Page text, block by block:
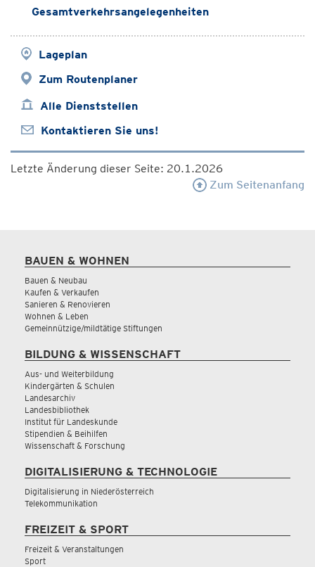
Gesamtverkehrsangelegenheiten
Lageplan
Zum Routenplaner
Alle Dienststellen
Kontaktieren Sie uns!
Letzte Änderung dieser Seite: 20.1.2026
Zum Seitenanfang
BAUEN & WOHNEN
Bauen & Neubau
Kaufen & Verkaufen
Sanieren & Renovieren
Wohnen & Leben
Gemeinnützige/mildtätige Stiftungen
BILDUNG & WISSENSCHAFT
Aus- und Weiterbildung
Kindergärten & Schulen
Landesarchiv
Landesbibliothek
Institut für Landeskunde
Stipendien & Beihilfen
Wissenschaft & Forschung
DIGITALISIERUNG & TECHNOLOGIE
Digitalisierung in Niederösterreich
Telekommunikation
FREIZEIT & SPORT
Freizeit & Veranstaltungen
Sport